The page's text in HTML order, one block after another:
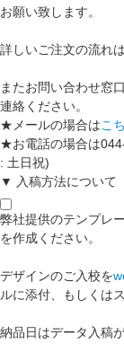
お願い致します。
詳しいご注文の流れは
またお問い合わせ窓
連絡ください。
★メールの場合はこ
★お電話の場合は
: 土日祝)
▼ 入稿方法について
弊社提供のテンプレ
を作成ください。
デザインのご入校を
ルに添付、もしくは
納品日はデータ入稿